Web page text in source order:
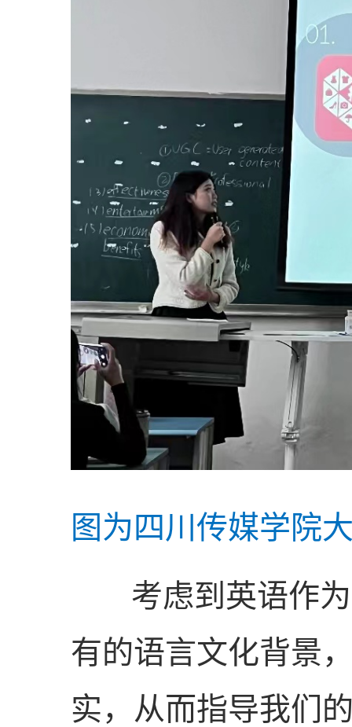
图为四川传媒学院
考虑到英语作为
有的语言文化背景
实，从而指导我们